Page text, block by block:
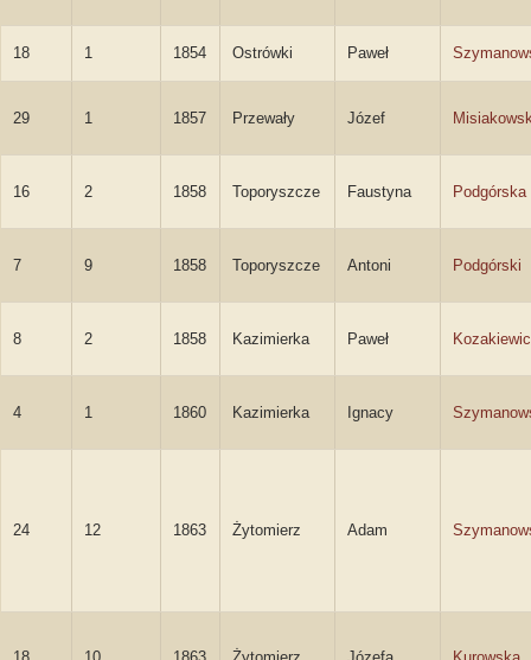
18 1 1854 Ostrówki Paweł
29 1 1857 Przewały Józef
16 2 1858 Toporyszcze Faustyna Podgórska
7 9 1858 Toporyszcze Antoni Podgórski
8 2 1858 Kazimierka Paweł
4 1 1860 Kazimierka Ignacy
24 12 1863 Żytomierz Adam